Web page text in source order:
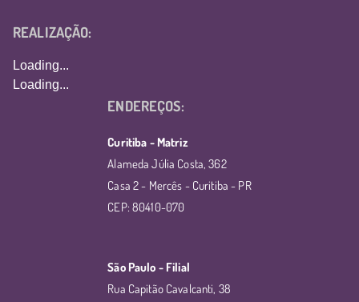
REALIZAÇÃO:
Loading...
Loading...
ENDEREÇOS:
Curitiba - Matriz
Alameda Júlia Costa, 362
Casa 2 - Mercês - Curitiba - PR
CEP: 80410-070
São Paulo - Filial
Rua Capitão Cavalcanti, 38